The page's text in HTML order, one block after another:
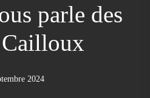
parle des
2024